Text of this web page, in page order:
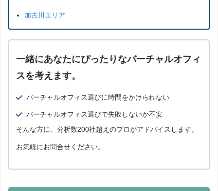
加古川エリア
一緒にあなたにぴったりなバーチャルオフィ
スを考えます。
バーチャルオフィス選びに時間をかけられない
バーチャルオフィス選びで失敗しないか不安
そんな方に、分析数200社超えのプロがアドバイスします。
お気軽にお問合せください。